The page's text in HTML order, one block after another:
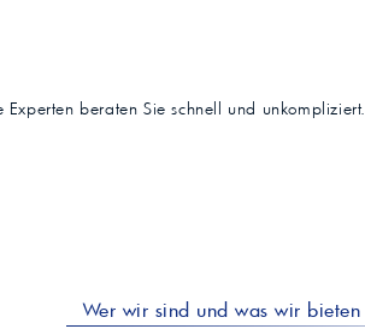
beraten Sie schnell und unkompliziert.
Wer wir sind und was wir bieten